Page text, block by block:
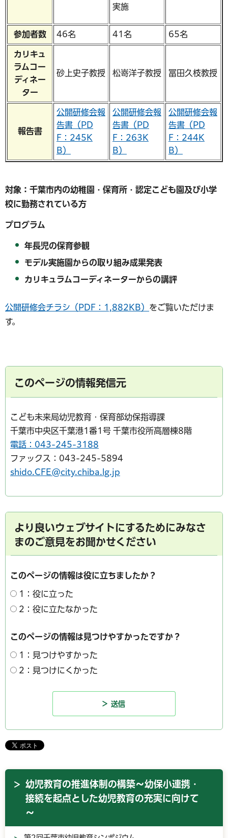
実施
参加者数 46名 41名 65名
カリキュ
ラムコー
ディネー
ター
砂上史子教授 松嵜洋子教授 冨田久枝教授
報告書
公開研修会報
告書（PD
F：245K
B）
公開研修会報
告書（PD
F：263K
B）
公開研修会報
告書（PD
F：244K
B）
対象：千葉市内の幼稚園・保育所・認定こども園及び小学
校に勤務されている方
プログラム
年長児の保育参観
モデル実施園からの取り組み成果発表
カリキュラムコーディネーターからの講評
公開研修会チラシ（PDF：1,882KB） をご覧いただけま
す。
このページの情報発信元
こども未来局幼児教育・保育部幼保指導課
千葉市中央区千葉港1番1号 千葉市役所高層棟8階
電話：043-245-3188
ファックス：043-245-5894
shido.CFE@city.chiba.lg.jp
より良いウェブサイトにするためにみなさ
まのご意見をお聞かせください
このページの情報は役に立ちましたか？
1：役に立った
2：役に立たなかった
このページの情報は見つけやすかったですか？
1：見つけやすかった
2：見つけにくかった
幼児教育の推進体制の構築～幼保小連携・
接続を起点とした幼児教育の充実に向けて
～